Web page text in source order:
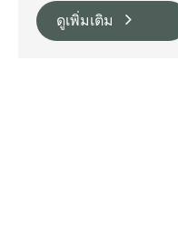
ดูเพิ่มเติม